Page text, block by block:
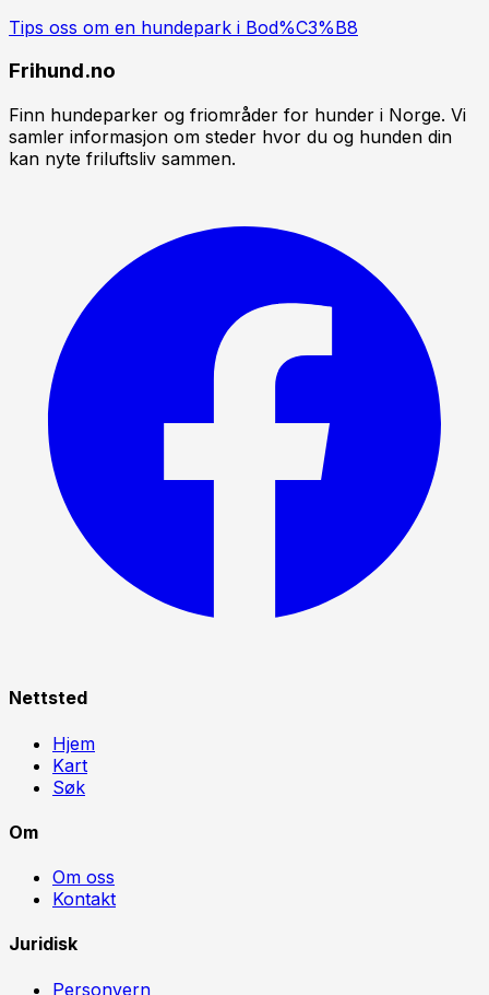
Tips oss om en hundepark i Bod%C3%B8
Frihund.no
Finn hundeparker og friområder for hunder i Norge. Vi
samler informasjon om steder hvor du og hunden din
kan nyte friluftsliv sammen.
Nettsted
Hjem
Kart
Søk
Om
Om oss
Kontakt
Juridisk
Personvern